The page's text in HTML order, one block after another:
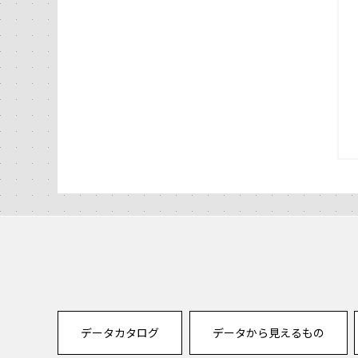
データカタログ データから見えるもの